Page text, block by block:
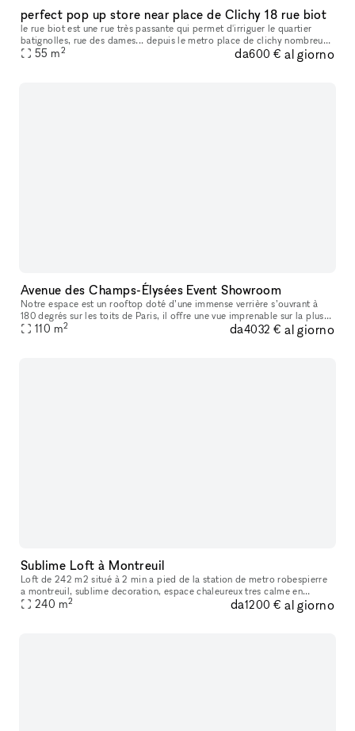
perfect pop up store near place de Clichy 18 rue biot
le rue biot est une rue très passante qui permet d'irriguer le quartier
batignolles, rue des dames... depuis le metro place de clichy nombreux
cafés et restaurants salle de spectacle à proximité cli
55 m2 da600 € al giorno
Avenue des Champs-Élysées Event Showroom
Notre espace est un rooftop doté d’une immense verrière s’ouvrant à
180 degrés sur les toits de Paris, il offre une vue imprenable sur la plus
belle avenue du monde avec pour horizon, la Tour Eiffel,
110 m2 da4032 € al giorno
Sublime Loft à Montreuil
Loft de 242 m2 situé à 2 min a pied de la station de metro robespierre
a montreuil, sublime decoration, espace chaleureux tres calme en
journée et festif le soir. L'espace de vie accueille jusqu'a 12
240 m2 da1200 € al giorno